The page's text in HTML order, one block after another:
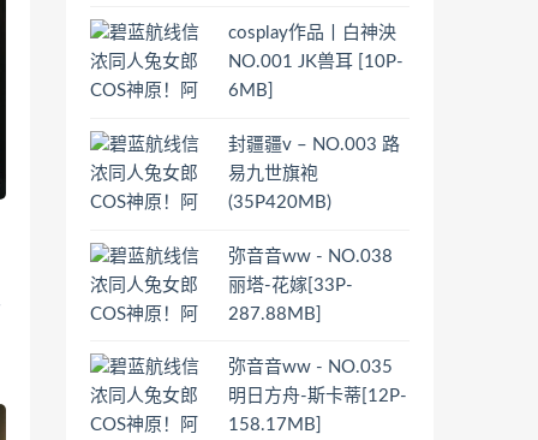
cosplay作品丨白神泱
NO.001 JK兽耳 [10P-
6MB]
封疆疆v – NO.003 路
易九世旗袍
(35P420MB)
弥音音ww - NO.038
丽塔-花嫁[33P-
287.88MB]
弥音音ww - NO.035
明日方舟-斯卡蒂[12P-
158.17MB]